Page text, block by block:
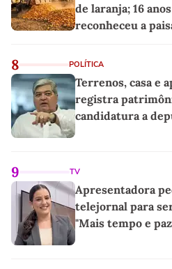
de laranja; 16
reconheceu a
8 POLÍTICA
Terrenos, casa e
registra
candidatura a
9 TV
Apresentadora
telejornal para
"Mais tempo e